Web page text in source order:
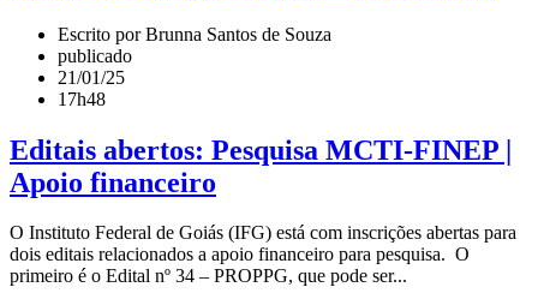
Escrito por Brunna Santos de Souza
publicado
21/01/25
17h48
Editais abertos: Pesquisa MCTI-FINEP |
Apoio financeiro
O Instituto Federal de Goiás (IFG) está com inscrições abertas para
dois editais relacionados a apoio financeiro para pesquisa. O
primeiro é o Edital nº 34 – PROPPG, que pode ser...